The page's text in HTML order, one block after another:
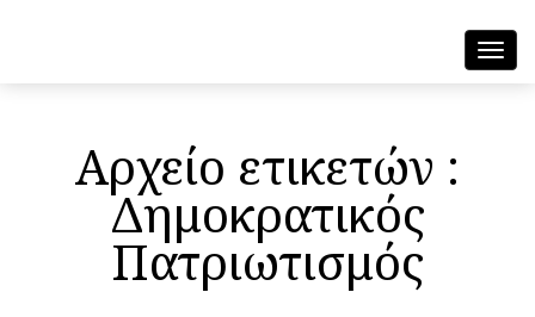
Αρχείο ετικετών :
Δημοκρατικός
Πατριωτισμός